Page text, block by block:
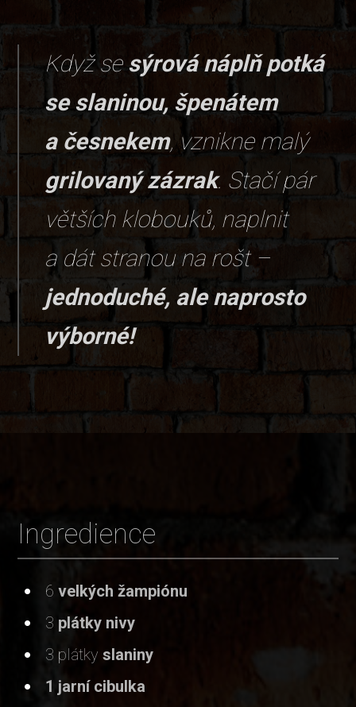
Když se sýrová náplň potká
se slaninou, špenátem
a česnekem, vznikne malý
grilovaný zázrak. Stačí pár
větších klobouků, naplnit
a dát stranou na rošt –
jednoduché, ale naprosto
výborné!
Ingredience
6 velkých žampiónu
3 plátky nivy
3 plátky slaniny
1 jarní cibulka